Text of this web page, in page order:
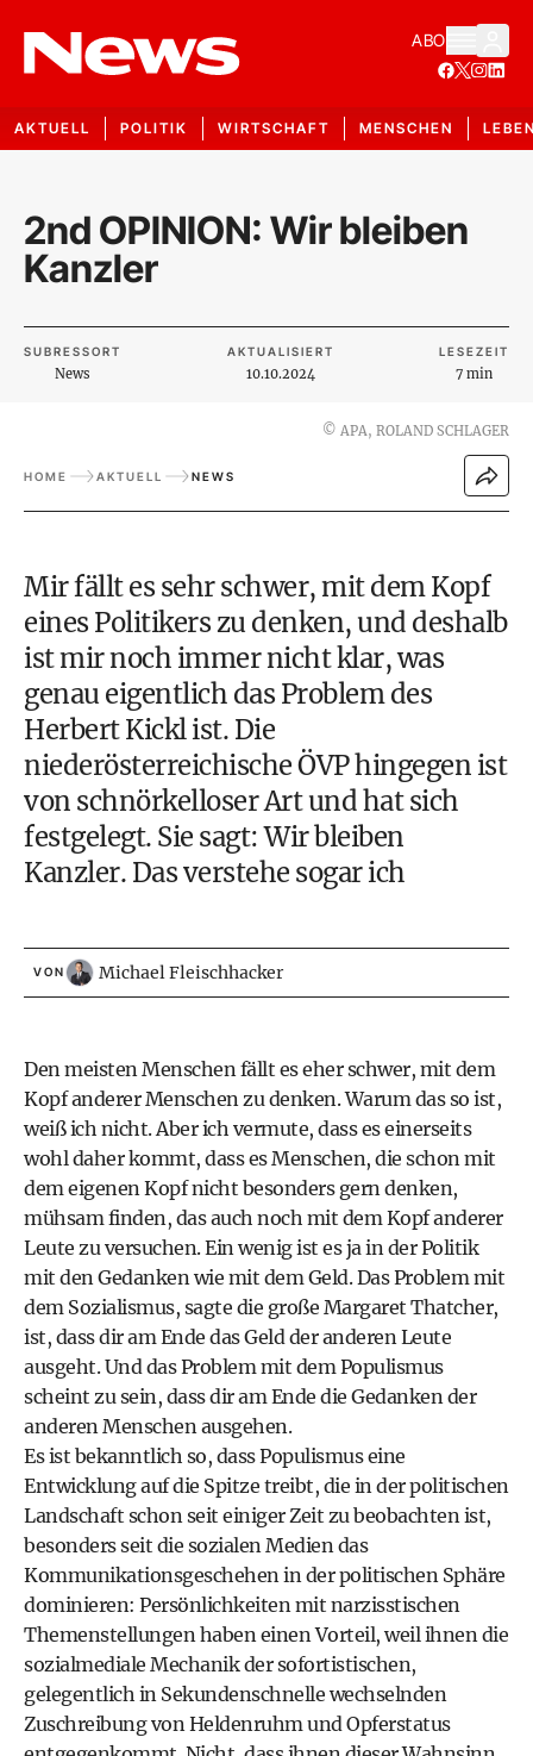
ABO
AKTUELL POLITIK WIRTSCHAFT MENSCHEN
2nd OPINION: Wir bleiben
Kanzler
SUBRESSORT
News
AKTUALISIERT
10.10.2024
LESEZEIT
7 min
© APA, ROLAND SCHLAGER
HOME AKTUELL NEWS
Mir fällt es sehr schwer, mit dem Kopf
eines Politikers zu denken, und deshalb
ist mir noch immer nicht klar, was
genau eigentlich das Problem des
Herbert Kicklist. Die
niederösterreichische ÖVP hingegen ist
von schnörkelloser Art und hat sich
festgelegt. Sie sagt: Wir bleiben
Kanzler. Das verstehe sogar ich
VON Michael Fleischhacker
Den meisten Menschen fällt es eher schwer, mit dem
Kopf anderer Menschen zu denken. Warum das so ist,
weiß ich nicht. Aber ich vermute, dass es einerseits
wohl daher kommt, dass es Menschen, die schon mit
dem eigenen Kopf nicht besonders gern denken,
mühsam finden, das auch noch mit dem Kopf anderer
Leute zu versuchen. Ein wenig ist es ja in der Politik
mit den Gedanken wie mit dem Geld. Das Problem mit
dem Sozialismus, sagte die große Margaret Thatcher,
ist, dass dir am Ende das Geld der anderen Leute
ausgeht. Und das Problem mit dem Populismus
scheint zu sein, dass dir am Ende die Gedanken der
anderen Menschen ausgehen.
Es ist bekanntlich so, dass Populismus eine
Entwicklung auf die Spitze treibt, die in der politischen
Landschaft schon seit einiger Zeit zu beobachten ist,
besonders seit die sozialen Medien das
Kommunikationsgeschehen in der politischen Sphäre
dominieren: Persönlichkeiten mit narzisstischen
Themenstellungen haben einen Vorteil, weil ihnen die
sozialmediale Mechanik der sofortistischen,
gelegentlich in Sekundenschnelle wechselnden
Zuschreibung von Heldenruhm und Opferstatus